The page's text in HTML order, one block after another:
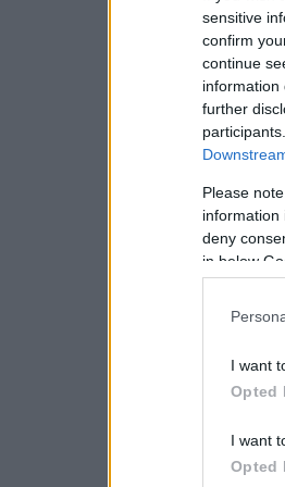
sensitive
confirm
continue
information
further
Please
information
deny
in below
I want
Opted
I want
Opted